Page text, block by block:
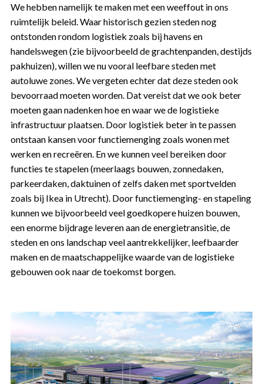
We hebben namelijk te maken met een weeffout in ons
ruimtelijk beleid. Waar historisch gezien steden nog
ontstonden rondom logistiek zoals bij havens en
handelswegen (zie bijvoorbeeld de grachtenpanden, destijds
pakhuizen), willen we nu vooral leefbare steden met
autoluwe zones. We vergeten echter dat deze steden ook
bevoorraad moeten worden. Dat vereist dat we ook beter
moeten gaan nadenken hoe en waar we de logistieke
infrastructuur plaatsen. Door logistiek beter in te passen
ontstaan kansen voor functiemenging zoals wonen met
werken en recreëren. En we kunnen veel bereiken door
functies te stapelen (meerlaags bouwen, zonnedaken,
parkeerdaken, daktuinen of zelfs daken met sportvelden
zoals bij Ikea in Utrecht). Door functiemenging- en stapeling
kunnen we bijvoorbeeld veel goedkopere huizen bouwen,
een enorme bijdrage leveren aan de energietransitie, de
steden en ons landschap veel aantrekkelijker, leefbaarder
maken en de maatschappelijke waarde van de logistieke
gebouwen ook naar de toekomst borgen.